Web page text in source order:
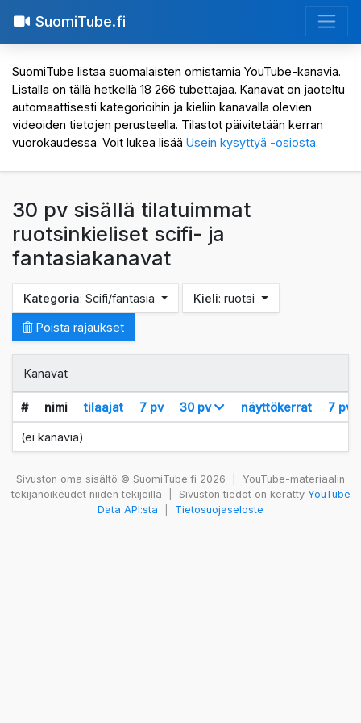
SuomiTube.fi
SuomiTube listaa suomalaisten omistamia YouTube-kanavia.
Listalla on tällä hetkellä 18 266 tubettajaa. Kanavat on jaoteltu
automaattisesti kategorioihin ja kieliin kanavalla olevien
videoiden tietojen perusteella. Tilastot päivitetään kerran
vuorokaudessa. Voit lukea lisää Usein kysyttyä -osiosta.
30 pv sisällä tilatuimmat
ruotsinkieliset scifi- ja
fantasiakanavat
Kategoria: Scifi/fantasia Kieli: ruotsi
Poista rajaukset
Kanavat
# nimi tilaajat 7 pv 30 pv näyttökerrat 7 pv
(ei kanavia)
Sivuston oma sisältö © SuomiTube.fi 2026
YouTube-materiaalin
tekijänoikeudet niiden tekijöillä
Sivuston tiedot on kerätty YouTube
Data API:sta
Tietosuojaseloste